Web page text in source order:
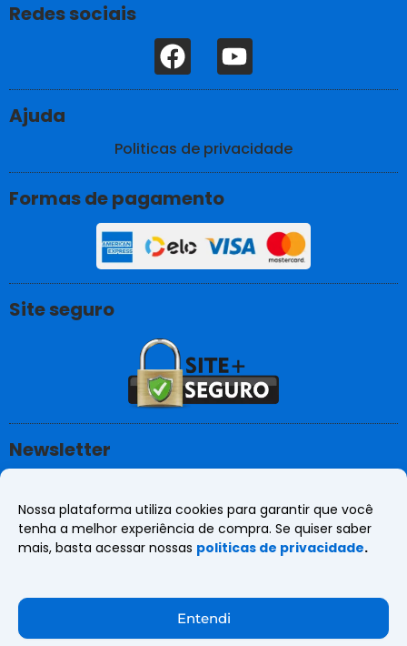
Nossa plataforma utiliza cookies para garantir que você
tenha a melhor experiência de compra. Se quiser saber
mais, basta acessar nossas politicas de privacidade.
Entendi
Redes sociais
F
a
c
b
o
o
k
Y
o
u
u
b
Ajuda
Politicas de privacidade
Formas de pagamento
Site seguro
Newsletter
tecnologia!?
Newsletter
Advanced Micro TI @ 2024